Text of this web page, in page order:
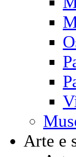
Arte e